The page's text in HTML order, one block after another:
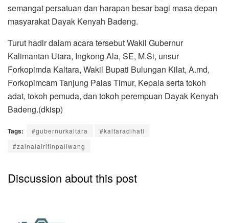
semangat persatuan dan harapan besar bagi masa depan
masyarakat Dayak Kenyah Badeng.
Turut hadir dalam acara tersebut Wakil Gubernur
Kalimantan Utara, Ingkong Ala, SE, M.Si, unsur
Forkopimda Kaltara, Wakil Bupati Bulungan Kilat, A.md,
Forkopimcam Tanjung Palas Timur, Kepala serta tokoh
adat, tokoh pemuda, dan tokoh perempuan Dayak Kenyah
Badeng.(dkisp)
Tags: #gubernurkaltara
#kaltaradihati
#zainalairifinpaliwang
Discussion about this post